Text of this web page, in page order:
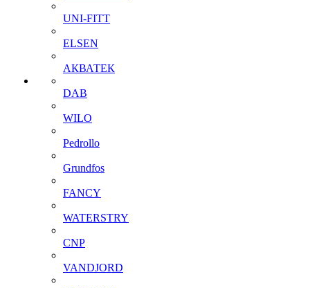
UNI-FITT
ELSEN
АКВАТЕК
DAB
WILO
Pedrollo
Grundfos
FANCY
WATERSTRY
CNP
VANDJORD